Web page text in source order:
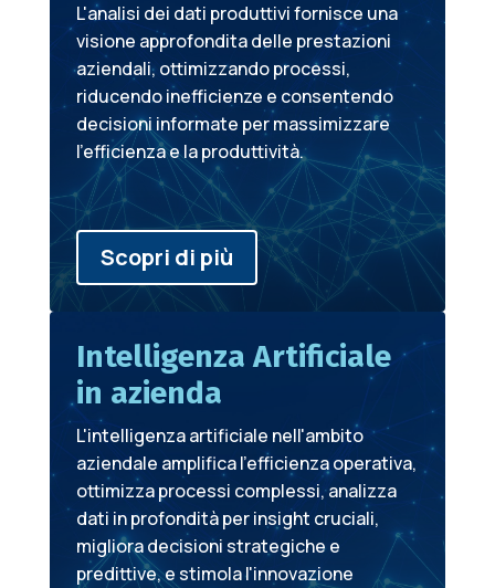
L'analisi dei dati produttivi fornisce una
visione approfondita delle prestazioni
aziendali, ottimizzando processi,
riducendo inefficienze e consentendo
decisioni informate per massimizzare
l'efficienza e la produttività.
Scopri di più
Intelligenza Artificiale
in azienda
L'intelligenza artificiale nell'ambito
aziendale amplifica l'efficienza operativa,
ottimizza processi complessi, analizza
dati in profondità per insight cruciali,
migliora decisioni strategiche e
predittive, e stimola l'innovazione